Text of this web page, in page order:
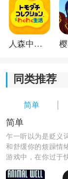
《油漆斗殴3d》
同时也增加了游
人森中文版
同类推荐
简单
简单
乍一听以为是贬义
和舒缓你的烦躁情
游戏中，在你过于